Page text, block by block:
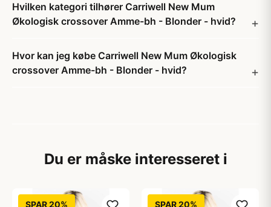
Hvilken kategori tilhører Carriwell New Mum
Økologisk crossover Amme-bh - Blonder - hvid?
Hvor kan jeg købe Carriwell New Mum Økologisk
crossover Amme-bh - Blonder - hvid?
Du er måske interesseret i
SPAR 20% SPAR 20%